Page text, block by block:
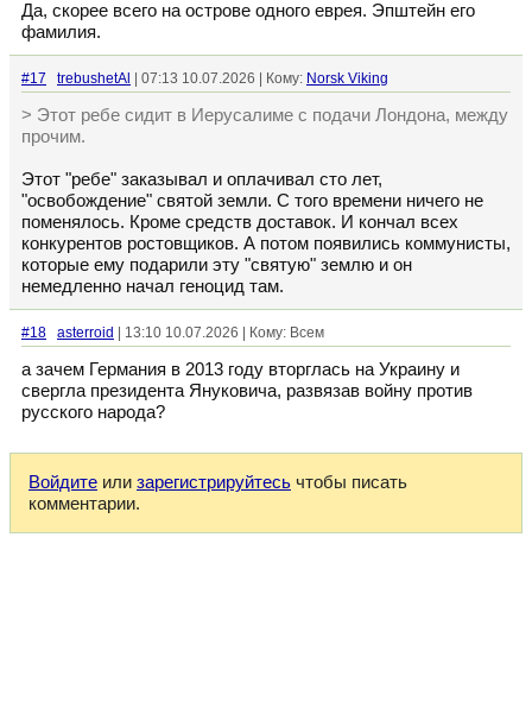
Да, скорее всего на острове одного еврея. Эпштейн его
фамилия.
#17 trebushetAl | 07:13 10.07.2026 | Кому: Norsk Viking
> Этот ребе сидит в Иерусалиме с подачи Лондона, между
прочим.
Этот "ребе" заказывал и оплачивал сто лет,
"освобождение" святой земли. С того времени ничего не
поменялось. Кроме средств доставок. И кончал всех
конкурентов ростовщиков. А потом появились коммунисты,
которые ему подарили эту "святую" землю и он
немедленно начал геноцид там.
#18 asterroid | 13:10 10.07.2026 | Кому: Всем
а зачем Германия в 2013 году вторглась на Украину и
свергла президента Януковича, развязав войну против
русского народа?
Войдите или зарегистрируйтесь чтобы писать
комментарии.